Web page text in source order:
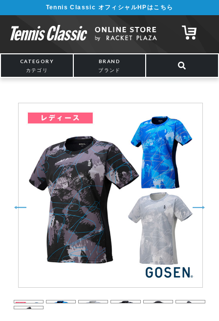
¥5,000以上の購入で送料無料!! 詳しくは こちら
Tennis Classic オフィシャルHPはこちら
CATEGORY
カテゴリ
BRAND
ブランド